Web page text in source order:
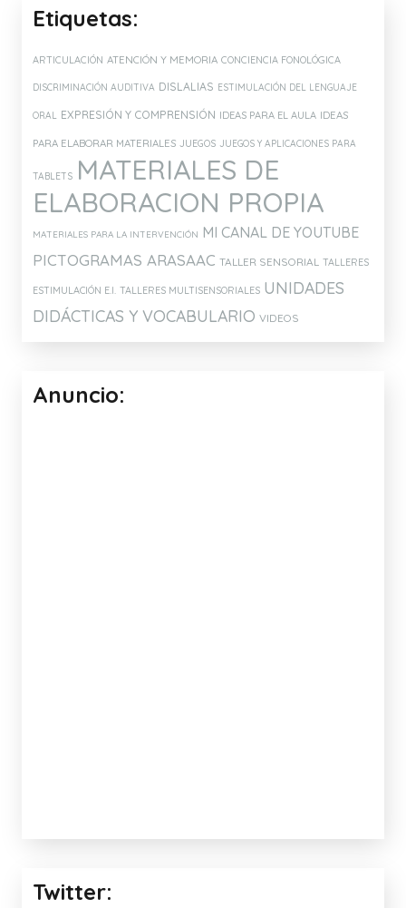
Etiquetas:
ARTICULACIÓN ATENCIÓN Y MEMORIA CONCIENCIA FONOLÓGICA
DISCRIMINACIÓN AUDITIVA DISLALIAS ESTIMULACIÓN DEL LENGUAJE
ORAL EXPRESIÓN Y COMPRENSIÓN IDEAS PARA EL AULA IDEAS
PARA ELABORAR MATERIALES JUEGOS JUEGOS Y APLICACIONES PARA
TABLETS MATERIALES DE
ELABORACION PROPIA
MATERIALES PARA LA INTERVENCIÓN MI CANAL DE YOUTUBE
PICTOGRAMAS ARASAAC TALLER SENSORIAL TALLERES
ESTIMULACIÓN E.I. TALLERES MULTISENSORIALES UNIDADES
DIDÁCTICAS Y VOCABULARIO VIDEOS
Anuncio:
Twitter: